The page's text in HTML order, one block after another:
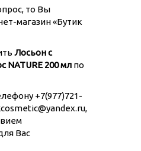
то Вы
магазин «Бутик
Лосьон с
NATURE 200 мл по
+7(977)721-
Вас